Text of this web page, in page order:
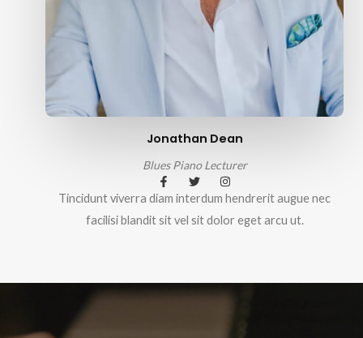
Jonathan Dean
Blues Piano Lecturer
Tincidunt viverra diam interdum hendrerit augue nec
facilisi blandit sit vel sit dolor eget arcu ut.